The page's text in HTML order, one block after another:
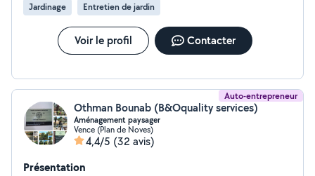
Jardinage Entretien de jardin
Voir le profil Contacter
Auto-entrepreneur
Othman Bounab (B&Oquality services)
Aménagement paysager
Vence (Plan de Noves)
4,4/5 (32 avis)
Présentation